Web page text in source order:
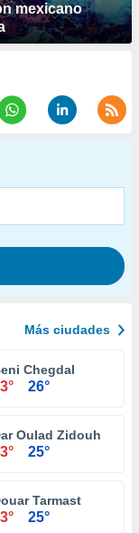
mexicano
Más ciudades
Chegdal
26°
Oulad Zidouh
25°
Tarmast
25°